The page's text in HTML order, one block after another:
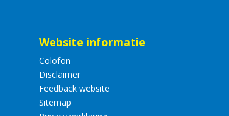
Website informatie
Colofon
Disclaimer
Feedback website
Sitemap